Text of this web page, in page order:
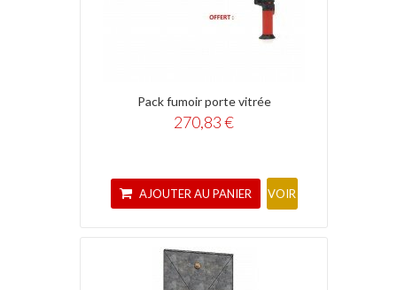
Pack fumoir porte vitrée
270,83 €
AJOUTER AU PANIER VOIR